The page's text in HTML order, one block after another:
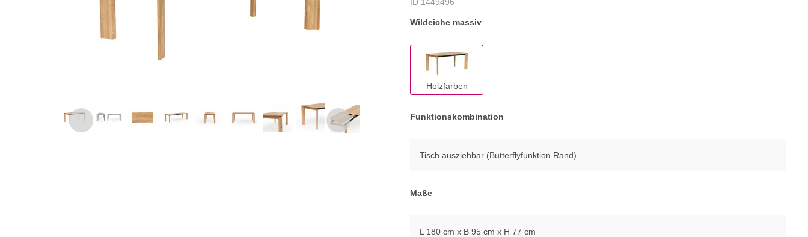
Wildeiche massiv
Holzfarben
Funktionskombination
Tisch ausziehbar (Butterflyfunktion Rand)
Maße
L 180 cm x B 95 cm x H 77 cm